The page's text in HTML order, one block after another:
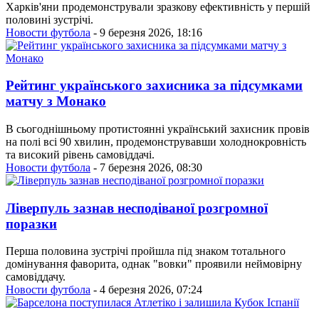
Харків'яни продемонстрували зразкову ефективність у першій
половині зустрічі.
Новости футбола - 9 березня 2026, 18:16
Рейтинг українського захисника за підсумками
матчу з Монако
В сьогоднішньому протистоянні український захисник провів
на полі всі 90 хвилин, продемонструвавши холоднокровність
та високий рівень самовіддачі.
Новости футбола - 7 березня 2026, 08:30
Ліверпуль зазнав несподіваної розгромної
поразки
Перша половина зустрічі пройшла під знаком тотального
домінування фаворита, однак "вовки" проявили неймовірну
самовіддачу.
Новости футбола - 4 березня 2026, 07:24